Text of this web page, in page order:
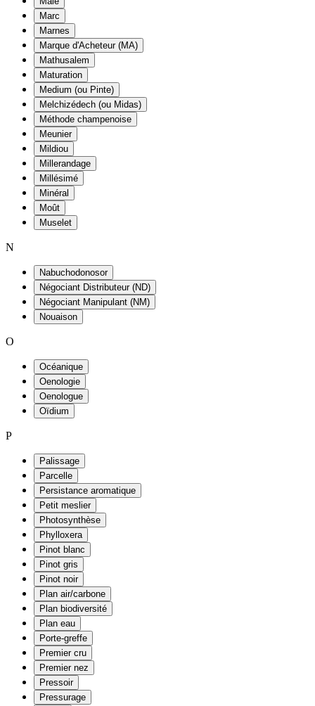
Marc
Marnes
Marque d'Acheteur (MA)
Mathusalem
Maturation
Medium (ou Pinte)
Melchizédech (ou Midas)
Méthode champenoise
Meunier
Mildiou
Millerandage
Millésimé
Minéral
Moût
Muselet
N
Nabuchodonosor
Négociant Distributeur (ND)
Négociant Manipulant (NM)
Nouaison
O
Océanique
Oenologie
Oenologue
Oïdium
P
Palissage
Parcelle
Persistance aromatique
Petit meslier
Photosynthèse
Phylloxera
Pinot blanc
Pinot gris
Pinot noir
Plan air/carbone
Plan biodiversité
Plan eau
Porte-greffe
Premier cru
Premier nez
Pressoir
Pressurage